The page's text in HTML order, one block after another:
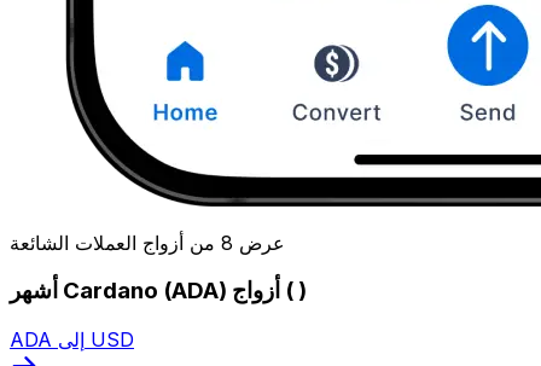
عرض 8 من أزواج العملات الشائعة
أشهر Cardano (ADA) أزواج ( )
ADA إلى USD